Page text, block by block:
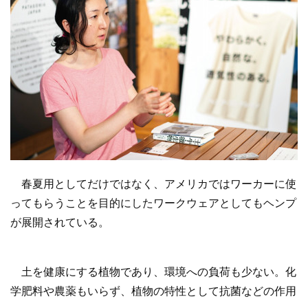
春夏用としてだけではなく、アメリカではワーカーに使
ってもらうことを目的にしたワークウェアとしてもヘンプ
が展開されている。
土を健康にする植物であり、環境への負荷も少ない。化
学肥料や農薬もいらず、植物の特性として抗菌などの作用